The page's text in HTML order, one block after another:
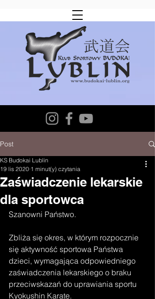
Post
Zaświadczenie lekarskie
dla sportowca
KS Budokai Lublin
19 lis 2020 1 minut(y) czytania
Szanowni Państwo.
Zbliża się okres, w którym rozpocznie
się aktywność sportowa Państwa
dzieci, wymagająca odpowiedniego
zaświadczenia lekarskiego o braku
przeciwskazań do uprawiania sportu
Kyokushin Karate.